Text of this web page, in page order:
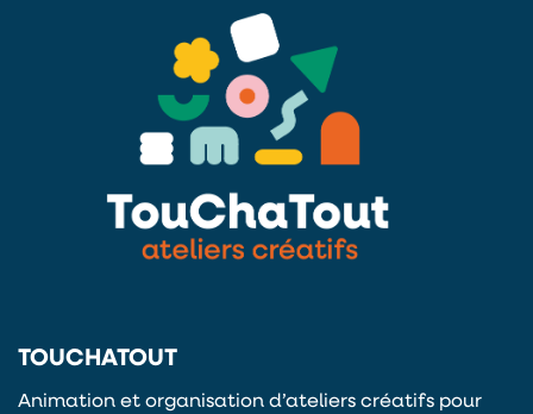
TOUCHATOUT
Animation et organisation d’ateliers créatifs pour